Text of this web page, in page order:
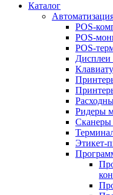
Каталог
POS-
POS-
POS-
Дисплеи
Ридеры
Сканеры
Этикет-